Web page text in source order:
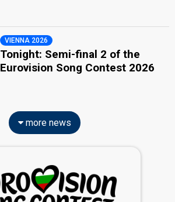
VIENNA 2026
Tonight: Semi-final 2 of the
Eurovision Song Contest 2026
more news